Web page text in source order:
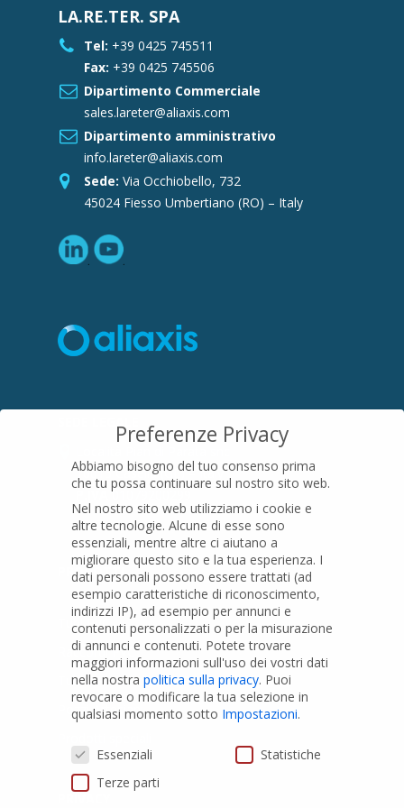
LA.RE.TER. SPA
Tel: +39 0425 745511
Fax: +39 0425 745506
Dipartimento Commerciale
sales.lareter@aliaxis.com
Dipartimento amministrativo
info.lareter@aliaxis.com
Sede: Via Occhiobello, 732
45024 Fiesso Umbertiano (RO) – Italy
16015 Casella (GE) – Italy
01079200299
PRODOTTI
Tubi PVC
Raccordi PVC
Tubi e Raccordi in PVC-A
Pozzi Artesiani
Preferenze Privacy
Abbiamo bisogno del tuo consenso prima
che tu possa continuare sul nostro sito web.
Nel nostro sito web utilizziamo i cookie e
altre tecnologie. Alcune di esse sono
essenziali, mentre altre ci aiutano a
migliorare questo sito e la tua esperienza. I
dati personali possono essere trattati (ad
esempio caratteristiche di riconoscimento,
indirizzi IP), ad esempio per annunci e
contenuti personalizzati o per la misurazione
di annunci e contenuti. Potete trovare
maggiori informazioni sull'uso dei vostri dati
nella nostra politica sulla privacy. Puoi
revocare o modificare la tua selezione in
qualsiasi momento sotto Impostazioni.
Preferenze Privacy
Essenziali
Statistiche
Terze parti